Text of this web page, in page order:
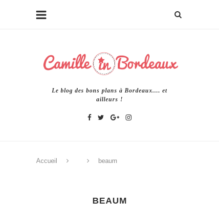
Le blog des bons plans à Bordeaux.... et
ailleurs !
Accueil beaum
BEAUM